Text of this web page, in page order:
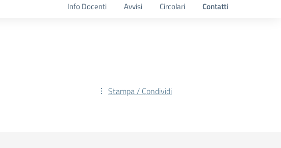
Info Docenti Avvisi Circolari Contatti
Stampa / Condividi